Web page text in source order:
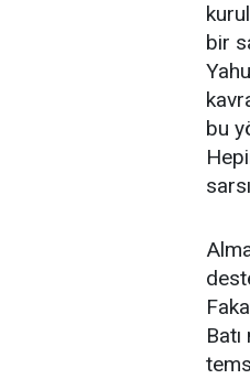
bir
bu